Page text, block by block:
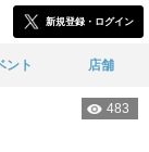
新規登録・ログイン
ント 店舗
483